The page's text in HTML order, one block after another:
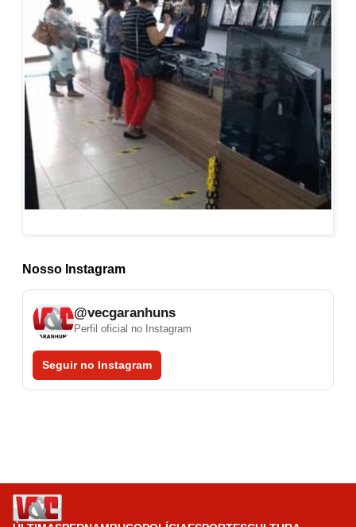
Nosso Instagram
@vecgaranhuns
Perfil oficial no Instagram
Seguir no Instagram